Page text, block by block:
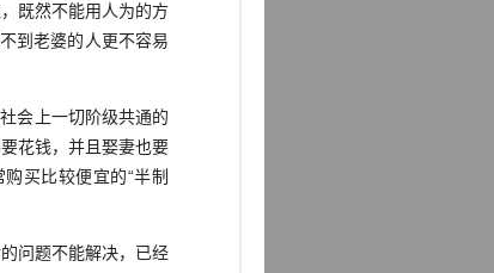
既然不能用人为的方
到老婆的人更不容易
会上一切阶级共通的
花钱，并且娶妻也要
买比较便宜的“半制
问题不能解决，已经